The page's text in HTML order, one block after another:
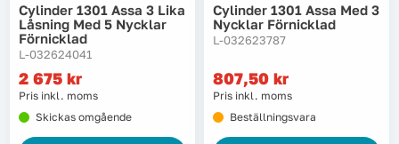
Cylinder 1301 Assa 3 Lika
Låsning Med 5 Nycklar
Förnicklad
L-032624041
2 675 kr
Pris inkl. moms
Skickas omgående
Cylinder 1301 Assa Med 3
Nycklar Förnicklad
L-032623787
807,50 kr
Pris inkl. moms
Beställningsvara